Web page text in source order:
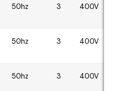
50hz 3 400V
50hz 3 400V
50hz 3 400V